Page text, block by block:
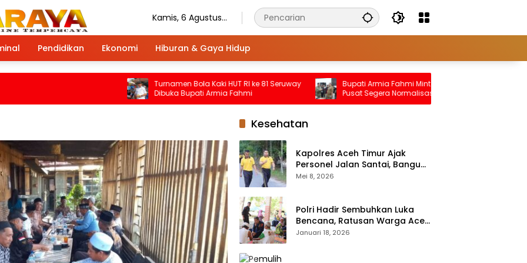
Kamis, 6 Agustus
Pendidikan Ekonomi Hiburan & Gaya Hidup
Turnamen Bola Kaki HUT RI ke 81 Seruway
Dibuka Bupati Armia Fahmi
Bupati Armia Fahmi Minta Pemerintah
Pusat Segera Normalisasi Sungai
Tamiang, Cegah Banjir Terjadi Lagi
Kesehatan
Kapolres Aceh Timur Ajak
Personel Jalan Santai, Bangun
Semangat Sehat dan Solid
Mei 8, 2026
Polri Hadir Sembuhkan Luka
Bencana, Ratusan Warga Aceh
Tengah Terlayani Bakti
Januari 18, 2026